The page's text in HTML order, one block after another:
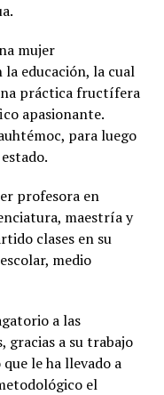
mujer
educación, la cual
práctica fructífera
apasionante.
para luego
profesora en
maestría y
clases en su
medio
a las
gracias a su trabajo
le ha llevado a
el